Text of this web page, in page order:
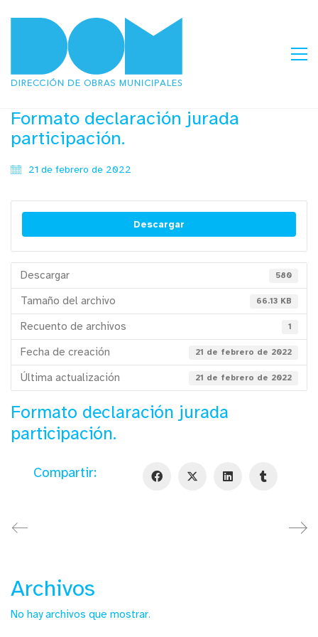
Formato declaración jurada
participación.
21 de febrero de 2022
Descargar
Descargar 580
Tamaño del archivo 66.13 KB
Recuento de archivos 1
Fecha de creación 21 de febrero de 2022
Última actualización 21 de febrero de 2022
Formato declaración jurada
participación.
Compartir:
Archivos
No hay archivos que mostrar.